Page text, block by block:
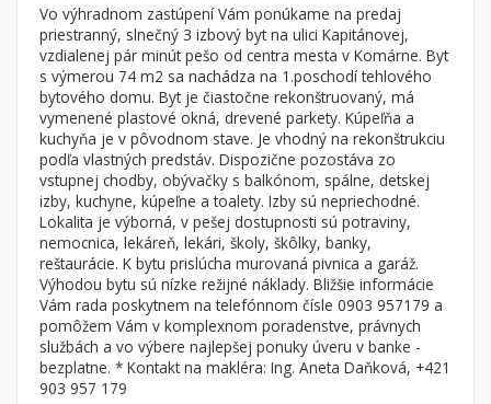
Lokalita
×
×
Nitriansky (kraj)
Byt
Garsónky
Dvojgarsónky
1-izbové
2-izbové
3-izbové
4 a viac izbové byty
Dom
Vila
Chalupa
Pozemok
Vo výhradnom zastúpení Vám ponúkame na predaj
priestranný, slnečný 3 izbový byt na ulici Kapitánovej,
vzdialenej pár minút pešo od centra mesta v Komárne. Byt
s výmerou 74 m2 sa nachádza na 1.poschodí tehlového
bytového domu. Byt je čiastočne rekonštruovaný, má
vymenené plastové okná, drevené parkety. Kúpeľňa a
kuchyňa je v pôvodnom stave. Je vhodný na rekonštrukciu
podľa vlastných predstáv. Dispozične pozostáva zo
vstupnej chodby, obývačky s balkónom, spálne, detskej
izby, kuchyne, kúpeľne a toalety. Izby sú nepriechodné.
Lokalita je výborná, v pešej dostupnosti sú potraviny,
nemocnica, lekáreň, lekári, školy, škôlky, banky,
reštaurácie. K bytu prislúcha murovaná pivnica a garáž.
Výhodou bytu sú nízke režijné náklady. Bližšie informácie
Vám rada poskytnem na telefónnom čísle 0903 957179 a
pomôžem Vám v komplexnom poradenstve, právnych
službách a vo výbere najlepšej ponuky úveru v banke -
bezplatne. * Kontakt na makléra: Ing. Aneta Daňková, +421
903 957 179